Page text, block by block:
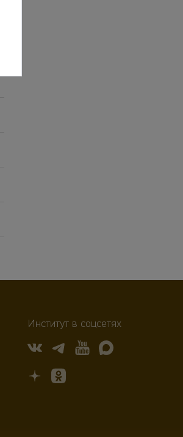
Институт в соцсетях